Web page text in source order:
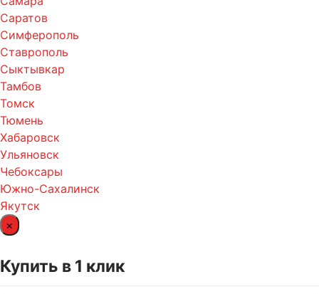
Саратов
Симферополь
Ставрополь
Сыктывкар
Тамбов
Томск
Тюмень
Хабаровск
Ульяновск
Чебоксары
Южно-Сахалинск
Якутск
×
Купить в 1 клик